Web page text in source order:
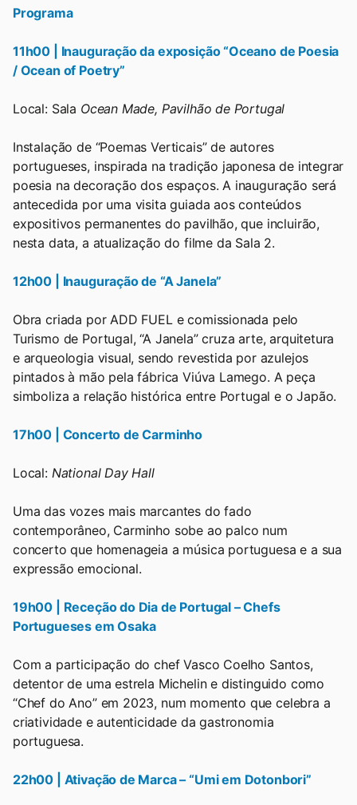
Programa
11h00 | Inauguração da exposição “Oceano de Poesia
/ Ocean of Poetry”
Local: Sala Ocean Made, Pavilhão de Portugal
Instalação de “Poemas Verticais” de autores
portugueses, inspirada na tradição japonesa de integrar
poesia na decoração dos espaços. A inauguração será
antecedida por uma visita guiada aos conteúdos
expositivos permanentes do pavilhão, que incluirão,
nesta data, a atualização do filme da Sala 2.
12h00 | Inauguração de “A Janela”
Obra criada por ADD FUEL e comissionada pelo
Turismo de Portugal, “A Janela” cruza arte, arquitetura
e arqueologia visual, sendo revestida por azulejos
pintados à mão pela fábrica Viúva Lamego. A peça
simboliza a relação histórica entre Portugal e o Japão.
17h00 | Concerto de Carminho
Local:National Day Hall
Uma das vozes mais marcantes do fado
contemporâneo, Carminho sobe ao palco num
concerto que homenageia a música portuguesa e a sua
expressão emocional.
19h00 | Receção do Dia de Portugal – Chefs
Portugueses em Osaka
Com a participação do chef Vasco Coelho Santos,
detentor de uma estrela Michelin e distinguido como
“Chef do Ano” em 2023, num momento que celebra a
criatividade e autenticidade da gastronomia
portuguesa.
22h00 | Ativação de Marca – “Umi em Dotonbori”